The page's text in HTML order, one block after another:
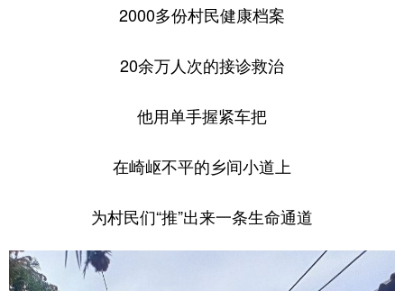
2000多份村民健康档案
20余万人次的接诊救治
他用单手握紧车把
在崎岖不平的乡间小道上
为村民们“推”出来一条生命通道